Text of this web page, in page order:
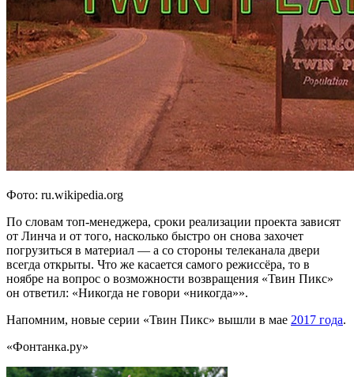
Фото: ru.wikipedia.org
По словам топ-менеджера, сроки реализации проекта зависят
от Линча и от того, насколько быстро он снова захочет
погрузиться в материал — а со стороны телеканала двери
всегда открыты. Что же касается самого режиссёра, то в
ноябре на вопрос о возможности возвращения «Твин Пикс»
он ответил: «Никогда не говори «никогда»».
Напомним, новые серии «Твин Пикс» вышли в мае 2017 года.
«Фонтанка.ру»